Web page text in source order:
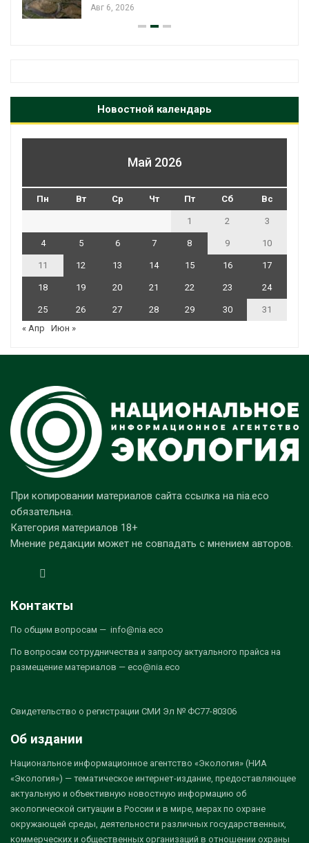
Авг 6, 2026
Новостной календарь
Май 2026
Пн Вт Ср Чт Пт Сб Вс
1 2 3
4 5 6 7 8 9 10
11 12 13 14 15 16 17
18 19 20 21 22 23 24
25 26 27 28 29 30
31
« Апр
Июн »
При копировании материалов сайта ссылка на nia.eco
обязательна.
Категория материалов 18+
Мнение редакции может не совпадать с мнением авторов.
Контакты
По общим вопросам — info@nia.eco
По вопросам сотрудничества и запросу актуального прайса на
размещение материалов — eco@nia.eco
Свидетельство о регистрации СМИ Эл № ФС77-80306
Об издании
Национальное информационное агентство «Экология» (НИА
«Экология») — тематическое интернет-издание, предоставляющее
актуальную и объективную новостную информацию об
экологической ситуации в России и в мире, мерах по охране
окружающей среды, деятельности различных государственных,
коммерческих и общественных организаций в отношении охраны